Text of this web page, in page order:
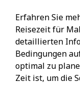
Erfahren Sie
Reisezeit für
detaillierten
Bedingungen
optimal zu
Zeit ist, um die